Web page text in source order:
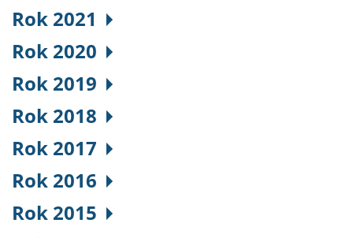
Rok 2021
Rok 2020
Rok 2019
Rok 2018
Rok 2017
Rok 2016
Rok 2015